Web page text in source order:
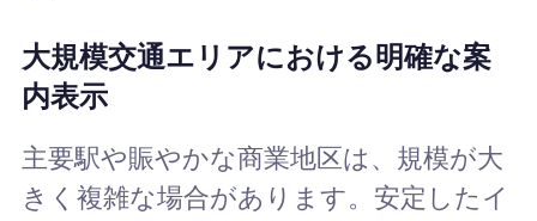
大規模交通エリアにおける明確な案
内表示
主要駅や賑やかな商業地区は、規模が大
きく複雑な場合があります。安定したイ